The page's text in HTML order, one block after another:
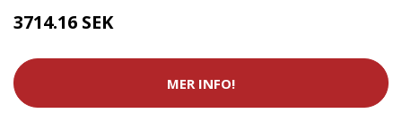
3714.16 SEK
MER INFO!